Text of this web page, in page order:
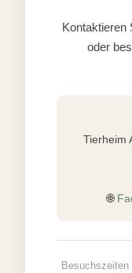
Kontaktieren
oder
Tierheim
🌐